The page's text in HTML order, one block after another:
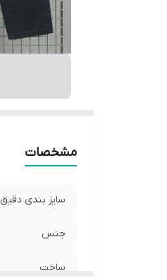
مشخصات
سایز بندی دقیق
جنس
ساخت